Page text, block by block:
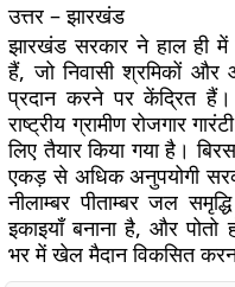
उत्तर – झारखंड
झारखंड सरकार ने हाल ही में
हैं, जो निवासी श्रमिकों और
प्रदान करने पर केंद्रित हैं।
राष्ट्रीय ग्रामीण रोजगार
लिए तैयार किया गया है।
एकड़ से अधिक अनुपयोगी
नीलाम्बर पीताम्बर जल
इकाइयाँ बनाना है, और पोतो
भर में खेल मैदान विकसित